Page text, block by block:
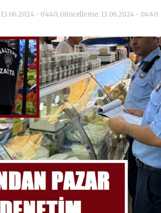
- 04:40, Güncelleme: 13.06.2024 - 04:40